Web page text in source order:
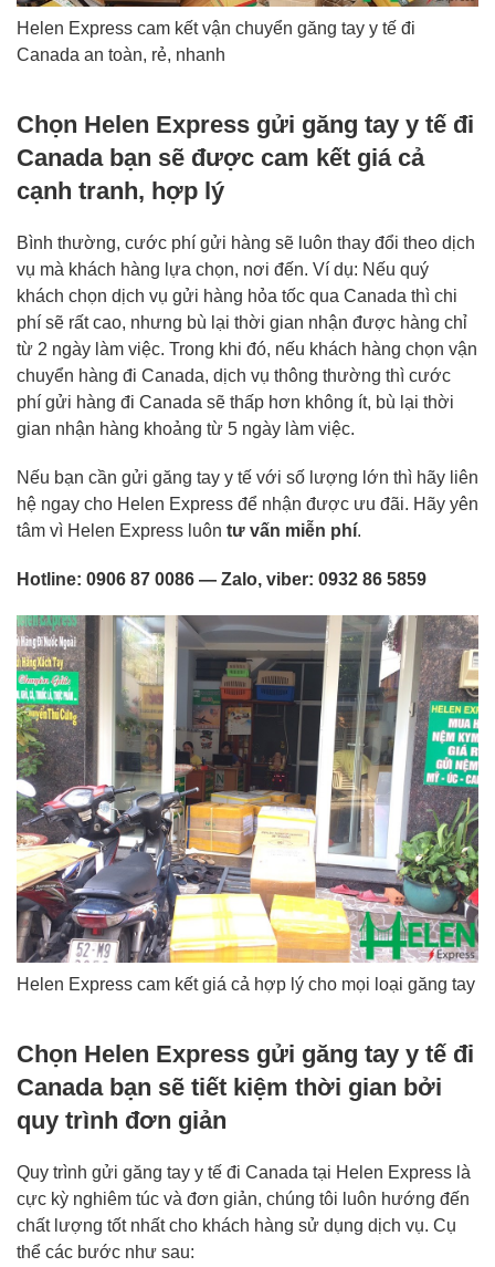
Helen Express cam kết vận chuyển găng tay y tế đi
Canada an toàn, rẻ, nhanh
Chọn Helen Express gửi găng tay y tế đi
Canada bạn sẽ được cam kết giá cả
cạnh tranh, hợp lý
Bình thường, cước phí gửi hàng sẽ luôn thay đổi theo dịch
vụ mà khách hàng lựa chọn, nơi đến. Ví dụ: Nếu quý
khách chọn dịch vụ gửi hàng hỏa tốc qua Canada thì chi
phí sẽ rất cao, nhưng bù lại thời gian nhận được hàng chỉ
từ 2 ngày làm việc. Trong khi đó, nếu khách hàng chọn vận
chuyển hàng đi Canada, dịch vụ thông thường thì cước
phí gửi hàng đi Canada sẽ thấp hơn không ít, bù lại thời
gian nhận hàng khoảng từ 5 ngày làm việc.
Nếu bạn cần gửi găng tay y tế với số lượng lớn thì hãy liên
hệ ngay cho Helen Express để nhận được ưu đãi. Hãy yên
tâm vì Helen Express luôn tư vấn miễn phí.
Hotline: 0906 87 0086 — Zalo, viber: 0932 86 5859
Helen Express cam kết giá cả hợp lý cho mọi loại găng tay
Chọn Helen Express gửi găng tay y tế đi
Canada bạn sẽ tiết kiệm thời gian bởi
quy trình đơn giản
Quy trình gửi găng tay y tế đi Canada tại Helen Express là
cực kỳ nghiêm túc và đơn giản, chúng tôi luôn hướng đến
chất lượng tốt nhất cho khách hàng sử dụng dịch vụ. Cụ
thể các bước như sau: